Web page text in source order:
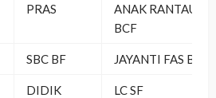
PRAS
ANAK RANTAU
BCF
SBC BF JAYANTI FAS BC
DIDIK
LC SF